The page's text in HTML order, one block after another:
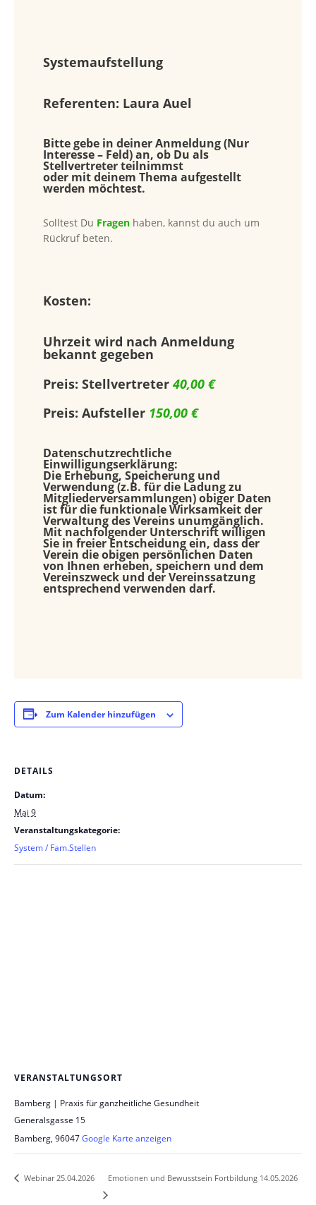
Systemaufstellung
Referenten: Laura Auel
Bitte gebe in deiner Anmeldung (Nur
Interesse – Feld) an, ob Du als
Stellvertreter teilnimmst
oder mit deinem Thema aufgestellt
werden möchtest.
Solltest Du Fragenhaben, kannst du auch um
Rückruf beten.
Kosten:
Uhrzeit wird nach Anmeldung
bekannt gegeben
Preis: Stellvertreter 40,00 €
Preis: Aufsteller 150,00 €
Datenschutzrechtliche
Einwilligungserklärung:
Die Erhebung, Speicherung und
Verwendung (z.B. für die Ladung zu
Mitgliederversammlungen) obiger Daten
ist für die funktionale Wirksamkeit der
Verwaltung des Vereins unumgänglich.
Mit nachfolgender Unterschrift willigen
Sie in freier Entscheidung ein, dass der
Verein die obigen persönlichen Daten
von Ihnen erheben, speichern und dem
Vereinszweck und der Vereinssatzung
entsprechend verwenden darf.
Zum Kalender hinzufügen
DETAILS
Datum:
Mai 9
Veranstaltungskategorie:
System / Fam.Stellen
VERANSTALTUNGSORT
Bamberg | Praxis für ganzheitliche Gesundheit
Generalsgasse 15
Bamberg, 96047Google Karte anzeigen
Webinar 25.04.2026 Emotionen und Bewusstsein Fortbildung 14.05.2026